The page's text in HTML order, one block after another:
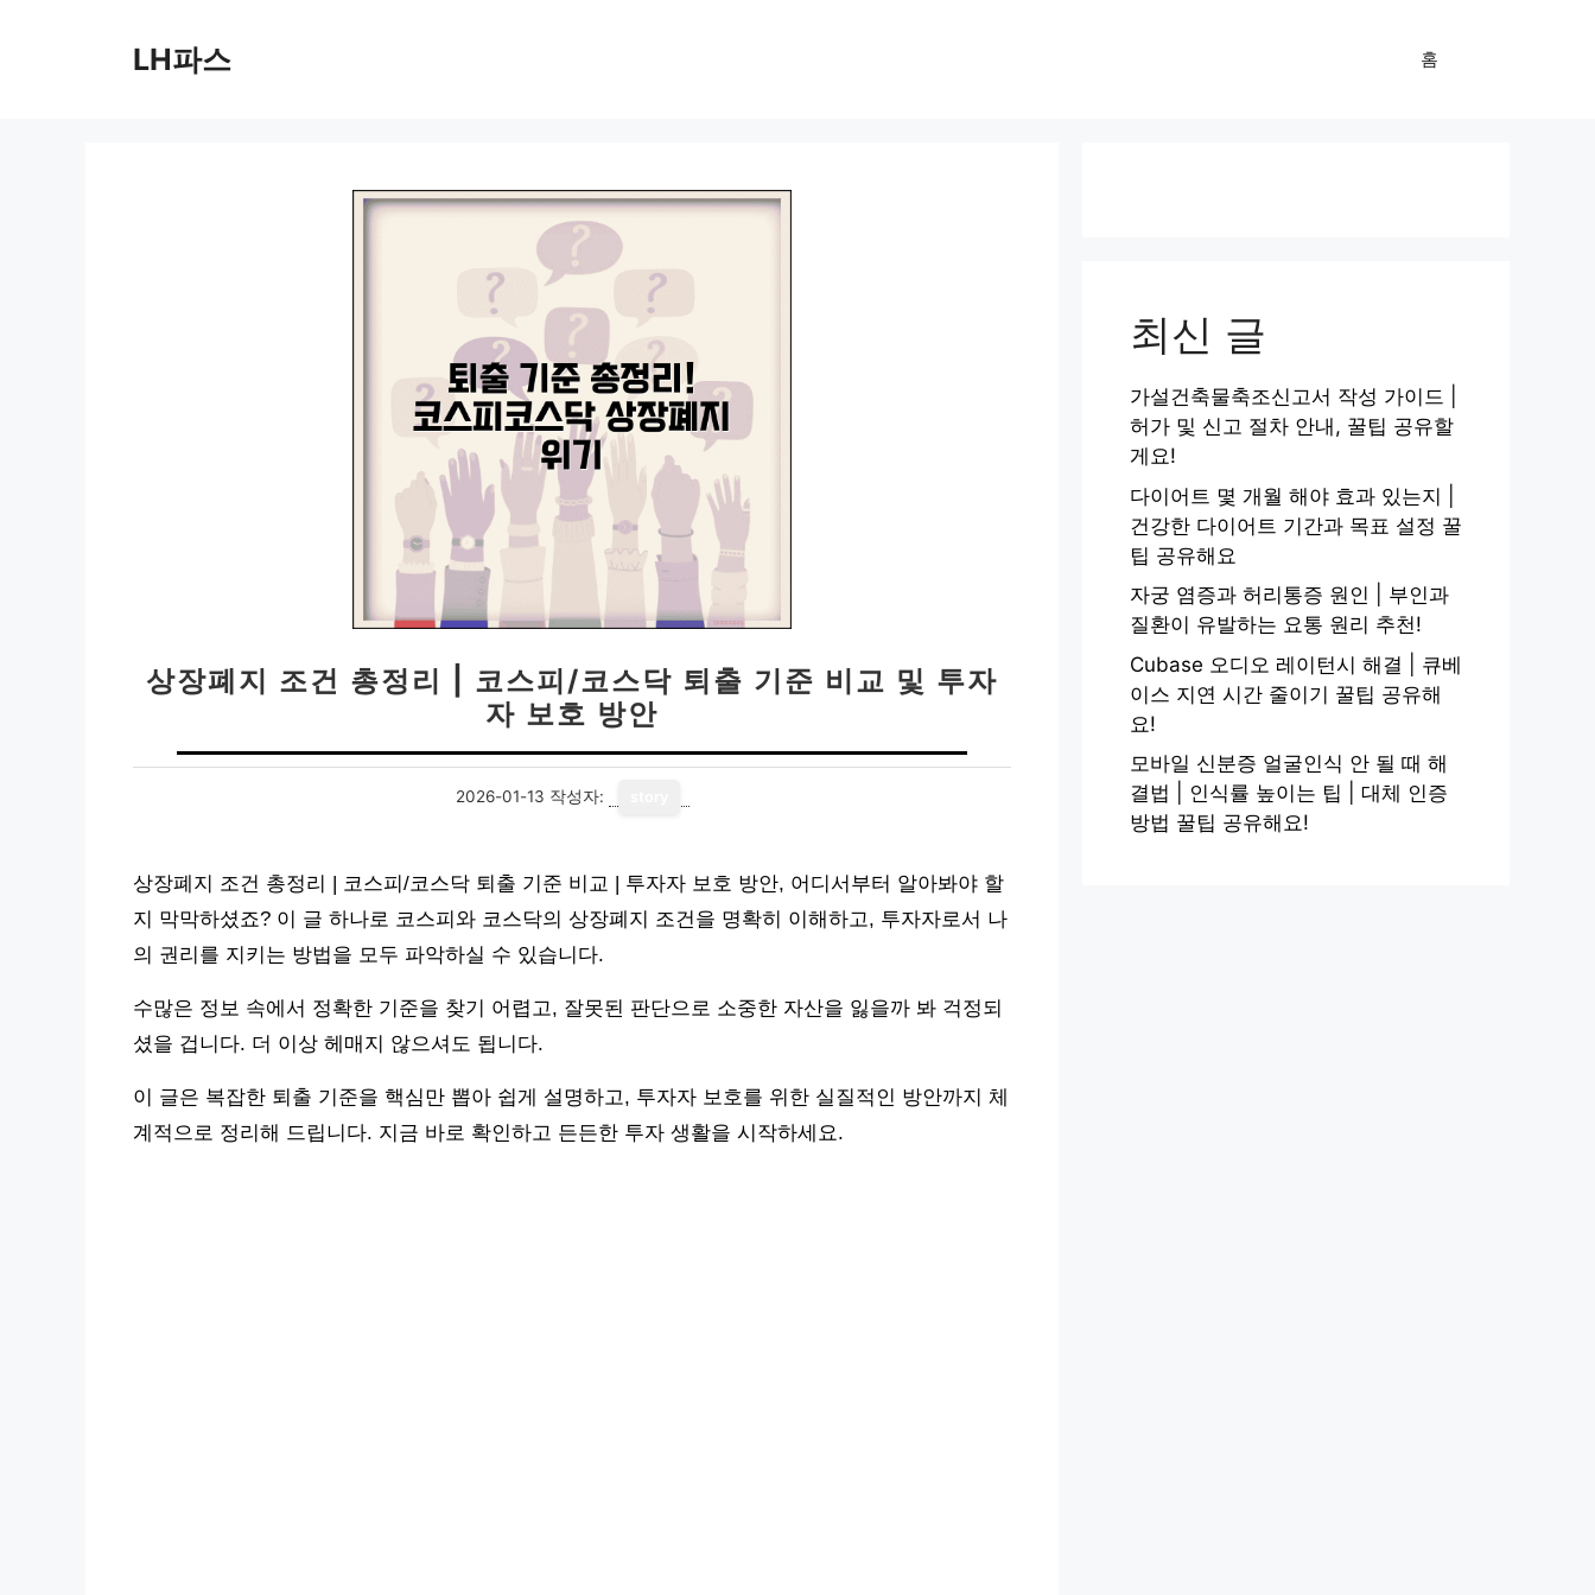
LH파스 홈
상장폐지 조건 총정리 | 코스피/코스닥 퇴출 기준 비교 및 투자
자 보호 방안
2026-01-13 작성자:
상장폐지 조건 총정리 | 코스피/코스닥 퇴출 기준 비교 | 투자자 보호 방안, 어디서부터 알아봐야 할
지 막막하셨죠? 이 글 하나로 코스피와 코스닥의 상장폐지 조건을 명확히 이해하고, 투자자로서 나
의 권리를 지키는 방법을 모두 파악하실 수 있습니다.
수많은 정보 속에서 정확한 기준을 찾기 어렵고, 잘못된 판단으로 소중한 자산을 잃을까 봐 걱정되
셨을 겁니다. 더 이상 헤매지 않으셔도 됩니다.
이 글은 복잡한 퇴출 기준을 핵심만 뽑아 쉽게 설명하고, 투자자 보호를 위한 실질적인 방안까지 체
계적으로 정리해 드립니다. 지금 바로 확인하고 든든한 투자 생활을 시작하세요.
최신 글
가설건축물축조신고서 작성 가이드 |
허가 및 신고 절차 안내, 꿀팁 공유할
게요!
다이어트 몇 개월 해야 효과 있는지 |
건강한 다이어트 기간과 목표 설정 꿀
팁 공유해요
자궁 염증과 허리통증 원인 | 부인과
질환이 유발하는 요통 원리 추천!
Cubase 오디오 레이턴시 해결 | 큐베
이스 지연 시간 줄이기 꿀팁 공유해
요!
모바일 신분증 얼굴인식 안 될 때 해
결법 | 인식률 높이는 팁 | 대체 인증
방법 꿀팁 공유해요!